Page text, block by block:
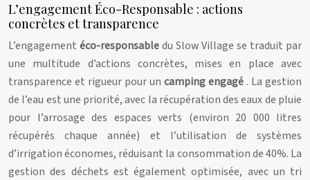
L’engagement Éco-Responsable : actions
concrètes et transparence
L’engagement éco-responsabledu Slow Village se traduit par
une multitude d’actions concrètes, mises en place avec
transparence et rigueur pour un camping engagé . La gestion
de l’eau est une priorité, avec la récupération des eaux de pluie
pour l’arrosage des espaces verts (environ 20 000 litres
récupérés chaque année) et l’utilisation de systèmes
d’irrigation économes, réduisant la consommation de 40%. La
gestion des déchets est également optimisée, avec un tri